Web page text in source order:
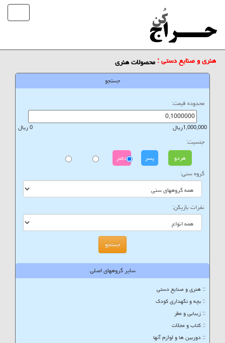
هنری و صنایع دستی :محصولات هنری
جستجو
محدوده قیمت:
1,000,000ریال 0 ریال
جنسیت:
هردو پسر دختر
گروه سنی:
نفرات بازیکن:
سایر گروههای اصلی
:: هنری و صنایع دستی
:: بچه و نگهداری کودک
:: زیبایی و عطر
:: کتاب و مجلات
:: دوربین ها و لوازم آنها